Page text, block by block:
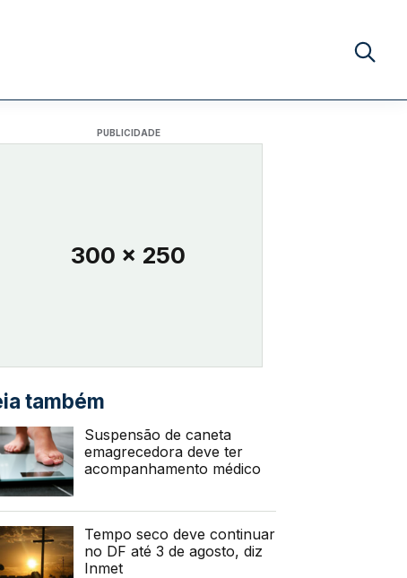
Buscar
PUBLICIDADE
300 x 250
também
Suspensão de caneta
emagrecedora deve ter
acompanhamento médico
Tempo seco deve continuar
no DF até 3 de agosto, diz
Inmet